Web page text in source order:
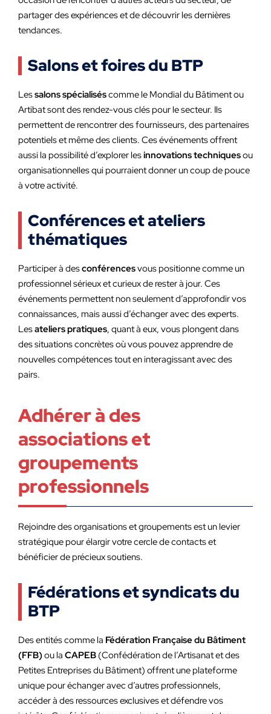
partager des expériences et de découvrir les dernières
tendances.
Salons et foires du BTP
Lessalons spécialiséscomme le Mondial du Bâtiment ou
Artibat sont des rendez-vous clés pour le secteur. Ils
permettent de rencontrer des fournisseurs, des partenaires
potentiels et même des clients. Ces événements offrent
aussi la possibilité d’explorer lesinnovations techniquesou
organisationnelles qui pourraient donner un coup de pouce
à votre activité.
Conférences et ateliers
thématiques
Participer à desconférencesvous positionne comme un
professionnel sérieux et curieux de rester à jour. Ces
événements permettent non seulement d’approfondir vos
connaissances, mais aussi d’échanger avec des experts.
Lesateliers pratiques, quant à eux, vous plongent dans
des situations concrètes où vous pouvez apprendre de
nouvelles compétences tout en interagissant avec des
pairs.
Adhérer à des
associations et
groupements
professionnels
Rejoindre des organisations et groupements est un levier
stratégique pour élargir votre cercle de contacts et
bénéficier de précieux soutiens.
Fédérations et syndicats du
BTP
Des entités comme la Fédération Française du Bâtiment
(FFB)ou la CAPEB (Confédération de l’Artisanat et des
Petites Entreprises du Bâtiment) offrent une plateforme
unique pour échanger avec d’autres professionnels,
accéder à des ressources exclusives et défendre vos